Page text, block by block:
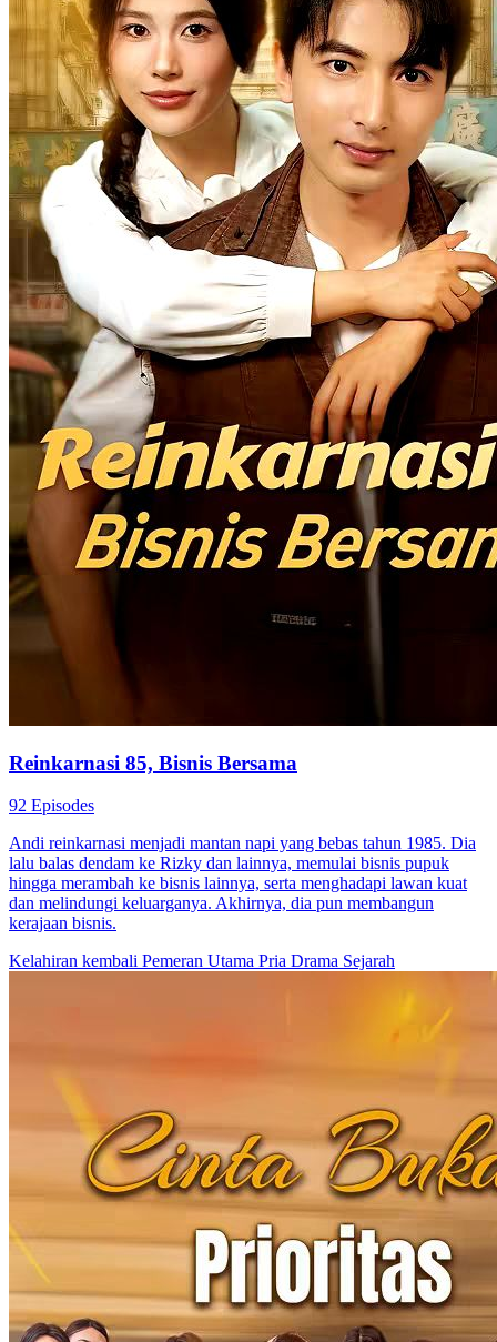
Reinkarnasi 85, Bisnis Bersama
92 Episodes
Andi reinkarnasi menjadi mantan napi yang bebas tahun 1985. Dia
lalu balas dendam ke Rizky dan lainnya, memulai bisnis pupuk
hingga merambah ke bisnis lainnya, serta menghadapi lawan kuat
dan melindungi keluarganya. Akhirnya, dia pun membangun
kerajaan bisnis.
Kelahiran kembali Pemeran Utama Pria Drama Sejarah